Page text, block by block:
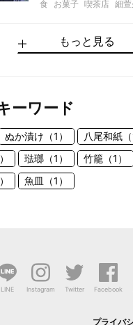
食 お菓子 喫茶店 細
もっと見る
ーワード
ぬか漬け（1） 八尾和紙（
琺瑯（1） 竹籠（1）
魚皿（1）
LINE Instagram Twitter Facebook
プライバ